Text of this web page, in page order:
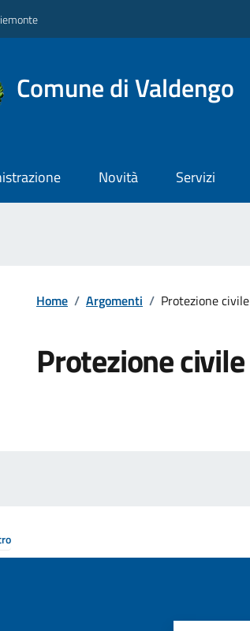
Comune di Valdengo
Novità Servizi
Home / Argomenti / Protezione civile
Protezione civile